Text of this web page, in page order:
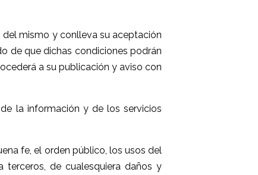
del mismo y conlleva su aceptación
de que dichas condiciones podrán
a su publicación y aviso con
la información y de los servicios
fe, el orden público, los usos del
terceros, de cualesquiera daños y